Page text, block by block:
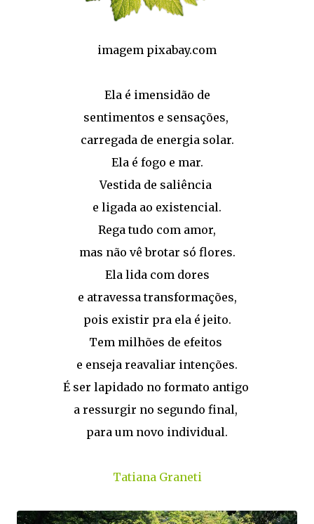
imagem pixabay.com
Ela é imensidão de
sentimentos e sensações,
carregada de energia solar.
Ela é fogo e mar.
Vestida de saliência
e ligada ao existencial.
Rega tudo com amor,
mas não vê brotar só flores.
Ela lida com dores
e atravessa transformações,
pois existir pra ela é jeito.
Tem milhões de efeitos
e enseja reavaliar intenções.
É ser lapidado no formato antigo
a ressurgir no segundo final,
para um novo individual.
Tatiana Graneti